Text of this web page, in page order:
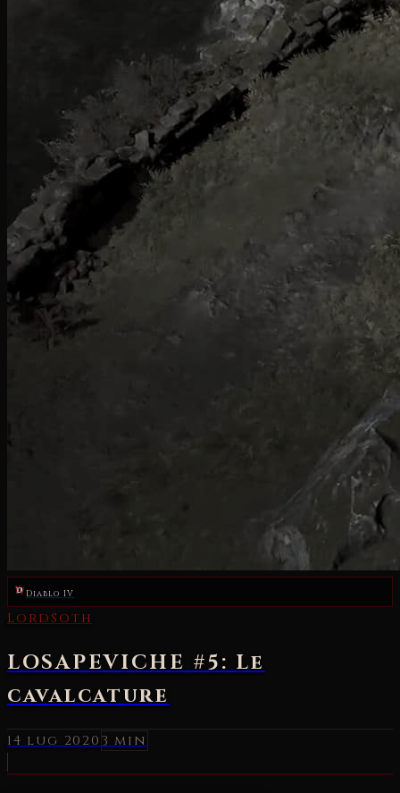
Diablo IV
LordSoth
LOSAPEVICHE #5: Le
cavalcature
14 lug 20203 min